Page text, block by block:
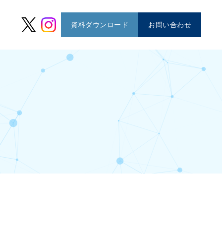
資料ダウンロード お問い合わせ